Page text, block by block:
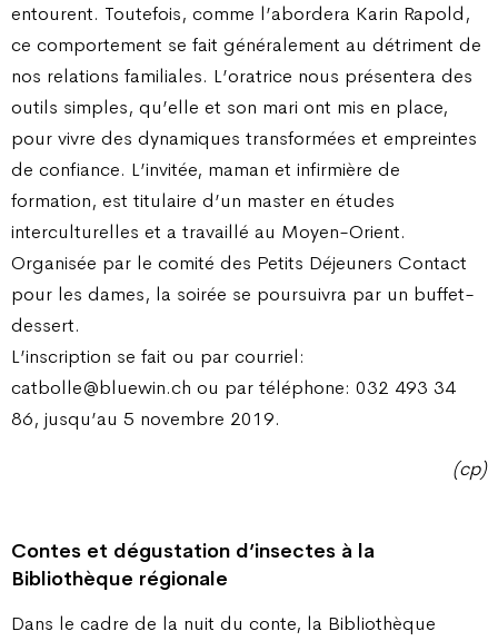
entourent. Toutefois, comme l’abordera Karin Rapold,
ce comportement se fait généralement au détriment de
nos relations familiales. L’oratrice nous présentera des
outils simples, qu’elle et son mari ont mis en place,
pour vivre des dynamiques transformées et empreintes
de confiance. L’invitée, maman et infirmière de
formation, est titulaire d’un master en études
interculturelles et a travaillé au Moyen-Orient.
Organisée par le comité des Petits Déjeuners Contact
pour les dames, la soirée se poursuivra par un buffet-
dessert.
L’inscription se fait ou par courriel:
catbolle@bluewin.ch ou par téléphone: 032 493 34
86, jusqu’au 5 novembre 2019.
(cp)
Contes et dégustation d’insectes à la
Bibliothèque régionale
Dans le cadre de la nuit du conte, la Bibliothèque